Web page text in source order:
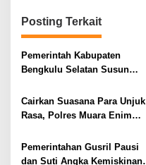
a
s
i
p
o
s
Posting Terkait
Pemerintah Kabupaten
Bengkulu Selatan Susun
Cairkan Suasana Para Unjuk
Rasa, Polres Muara Enim
Pedeka dan 2 Badut
Pemerintahan Gusril Pausi
dan Suti Angka Kemiskinan